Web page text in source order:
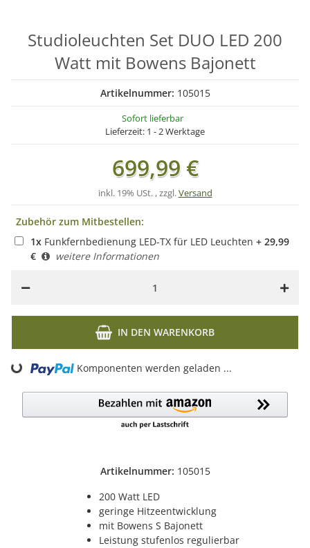
Artikelnummer: 105015
200 Watt LED
geringe Hitzeentwicklung
mit Bowens S Bajonett
Leistung stufenlos regulierbar
Studioleuchten Set DUO LED 200
Watt mit Bowens Bajonett
Artikelnummer: 105015
Sofort lieferbar
Lieferzeit: 1 - 2 Werktage
699,99 €
inkl. 19% USt. , zzgl.Versand
Zubehör zum Mitbestellen:
1x Funkfernbedienung LED-TX für LED Leuchten + 29,99
€
weitere Informationen
IN DEN WARENKORB
Loading... Komponenten werden geladen ...